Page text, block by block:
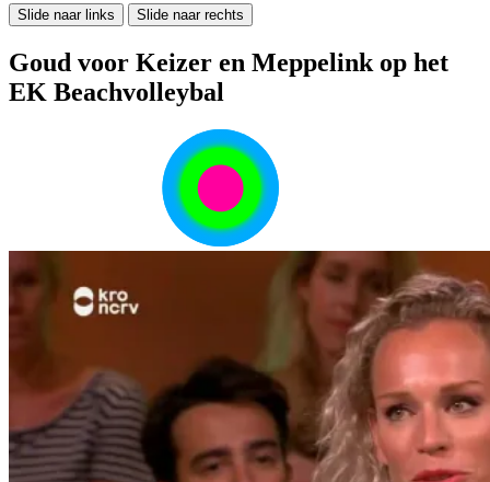
Slide naar links Slide naar rechts
Goud voor Keizer en Meppelink op het
EK Beachvolleybal